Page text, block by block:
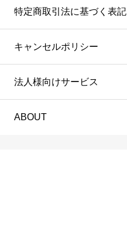
特定商取引法に基づく表記
キャンセルポリシー
法人様向けサービス
ABOUT